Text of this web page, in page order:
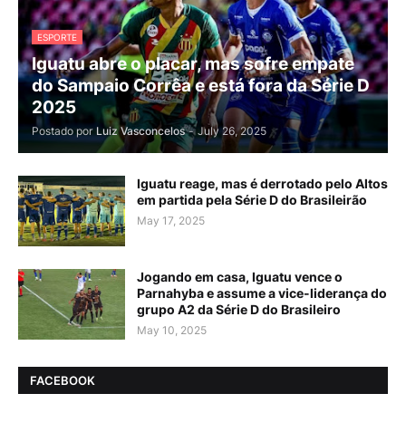
ESPORTE
Iguatu abre o placar, mas sofre empate
do Sampaio Corrêa e está fora da Série D
2025
Postado por Luiz Vasconcelos - July 26, 2025
Iguatu reage, mas é derrotado pelo Altos
em partida pela Série D do Brasileirão
May 17, 2025
Jogando em casa, Iguatu vence o
Parnahyba e assume a vice-liderança do
grupo A2 da Série D do Brasileiro
May 10, 2025
FACEBOOK